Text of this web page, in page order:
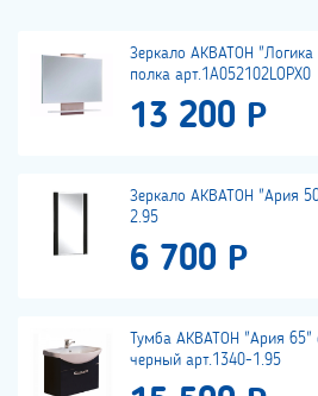
Зеркало АКВАТОН
полка арт.1A052102LOPX0
13 200 Р
Зеркало АКВАТОН "Ария
2.95
6 700 Р
Тумба АКВАТОН "Ария 65"
черный арт.1340-1.95